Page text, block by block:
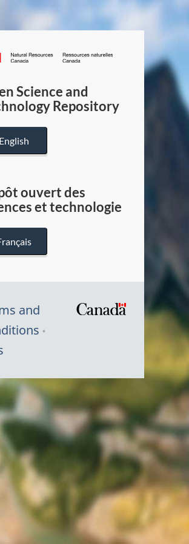
/
Canada
Science and
Repository
English
ouvert des
et technologie
and
Canada